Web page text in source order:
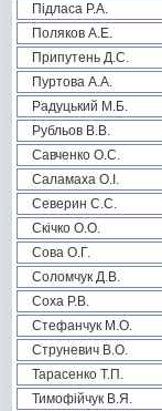
Підласа Р.А.
Поляков А.Е.
Припутень Д.С.
Пуртова А.А.
Радуцький М.Б.
Рубльов В.В.
Савченко О.С.
Саламаха О.І.
Северин С.С.
Скічко О.О.
Сова О.Г.
Соломчук Д.В.
Соха Р.В.
Стефанчук М.О.
Струневич В.О.
Тарасенко Т.П.
Тимофійчук В.Я.